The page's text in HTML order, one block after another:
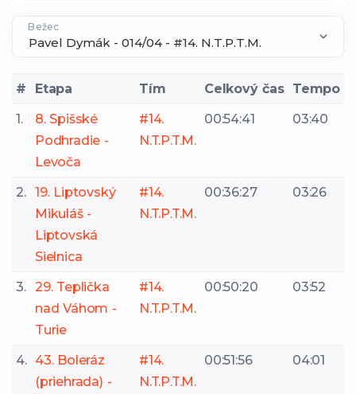
Bežec
# Etapa Tím Celkový čas Tempo
1.
8. Spišské
Podhradie -
Levoča
#14.
N.T.P.T.M.
00:54:41 03:40
2. 19. Liptovský
Mikuláš -
Liptovská
Sielnica
#14.
N.T.P.T.M.
00:36:27 03:26
3. 29. Teplička
nad Váhom -
Turie
#14.
N.T.P.T.M.
00:50:20 03:52
4. 43. Boleráz
(priehrada) -
#14.
N.T.P.T.M.
00:51:56 04:01